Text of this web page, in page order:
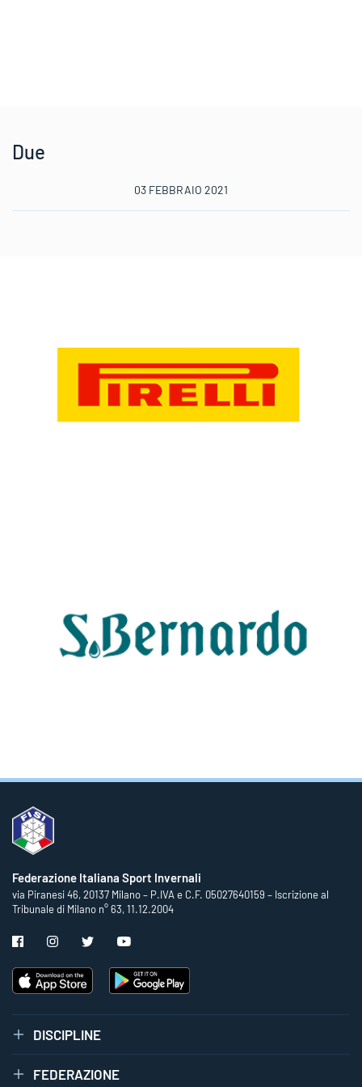
Due
03 FEBBRAIO 2021
Federazione Italiana Sport Invernali
via Piranesi 46, 20137 Milano – P.IVA e C.F. 05027640159 – Iscrizione al
Tribunale di Milano n° 63, 11.12.2004
DISCIPLINE
FEDERAZIONE